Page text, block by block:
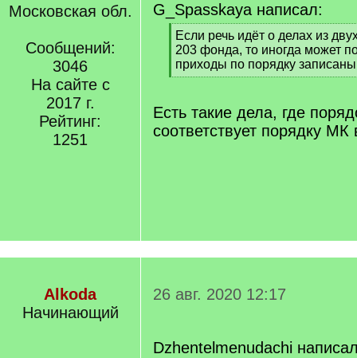
Московская обл.
Сообщений:
3046
На сайте с
2017 г.
Рейтинг:
1251
G_Spasskaya написал:
[
q
]
Если речь идёт о делах из
203 фонда, то иногда может
приходы по порядку
[
q
]
Есть такие дела, где
соответствует порядку
Alkoda
Начинающий
26 авг. 2020 12:17
Dzhentelmenudachi